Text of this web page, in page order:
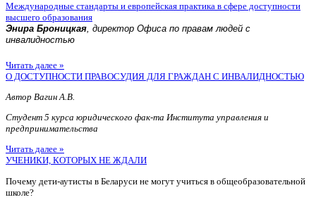
Международные стандарты и европейская практика в сфере доступности
высшего образования
Энира Броницкая, директор Офиса по правам людей с
инвалидностью
Читать далее »
О ДОСТУПНОСТИ ПРАВОСУДИЯ ДЛЯ ГРАЖДАН С ИНВАЛИДНОСТЬЮ
Автор Вагин А.В.
Студент 5 курса юридического фак-та Института управления и
предпринимательства
Читать далее »
УЧЕНИКИ, КОТОРЫХ НЕ ЖДАЛИ
Почему дети-аутисты в Беларуси не могут учиться в общеобразовательной
школе?